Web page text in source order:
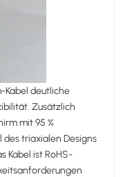
Kabel deutliche
Zusätzlich
mit 95 %
triaxialen Designs
Kabel ist RoHS-